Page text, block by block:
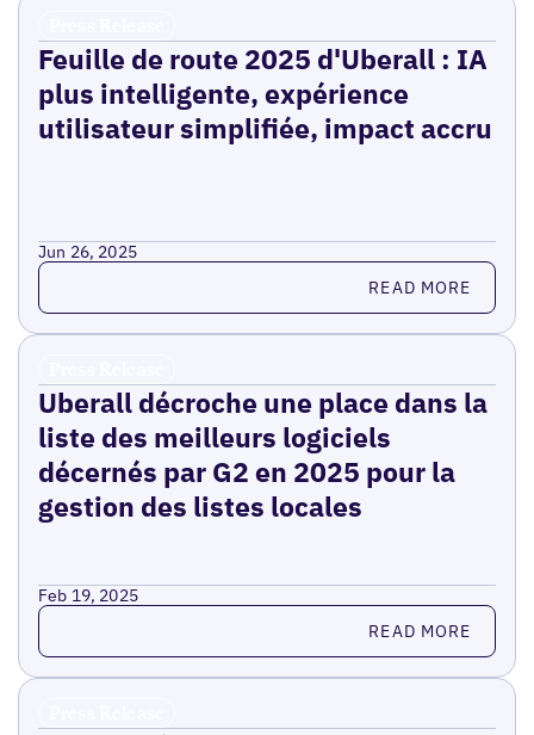
Feuille de route 2025 d'Uberall : IA
plus intelligente, expérience
utilisateur simplifiée, impact accru
Jun 26, 2025
Read more READ MORE
Uberall décroche une place dans la
liste des meilleurs logiciels
décernés par G2 en 2025 pour la
gestion des listes locales
Feb 19, 2025
Read more READ MORE